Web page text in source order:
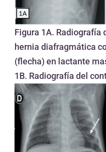
Figura 1A. Radiografía
hernia diafragmática
(flecha) en lactante
1B. Radiografía del